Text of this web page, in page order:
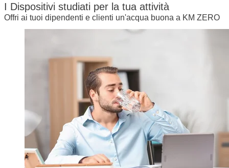
I Dispositivi studiati per la tua attività
Offri ai tuoi dipendenti e clienti un'acqua buona a KM ZERO